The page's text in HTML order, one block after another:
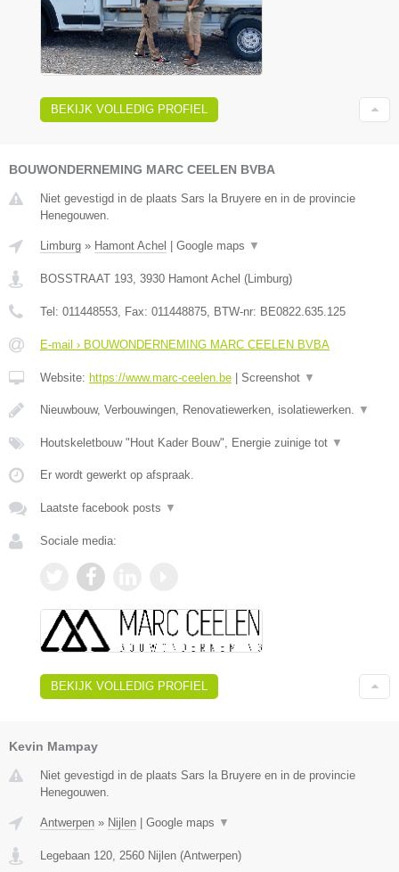
BEKIJK VOLLEDIG PROFIEL
BOUWONDERNEMING MARC CEELEN BVBA
Niet gevestigd in de plaats Sars la Bruyere en in de provincie
Henegouwen.
Limburg » Hamont Achel Google maps ▼
BOSSTRAAT 193 3930 Hamont Achel ( Limburg)
Tel: 011448553 , Fax: 011448875 , BTW-nr: BE0822.635.125
E-mail › BOUWONDERNEMING MARC CEELEN BVBA
Website: https://www.marc-ceelen.be Screenshot ▼
Nieuwbouw, Verbouwingen, Renovatiewerken, isolatiewerken. ▼
Houtskeletbouw "Hout Kader Bouw", Energie zuinige tot ▼
Er wordt gewerkt op afspraak.
Laatste facebook posts ▼
Sociale media:
BEKIJK VOLLEDIG PROFIEL
Kevin Mampay
Niet gevestigd in de plaats Sars la Bruyere en in de provincie
Henegouwen.
Antwerpen » Nijlen Google maps ▼
Legebaan 120, 2560 Nijlen (Antwerpen)